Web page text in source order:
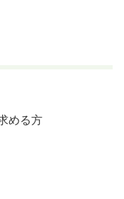
める方